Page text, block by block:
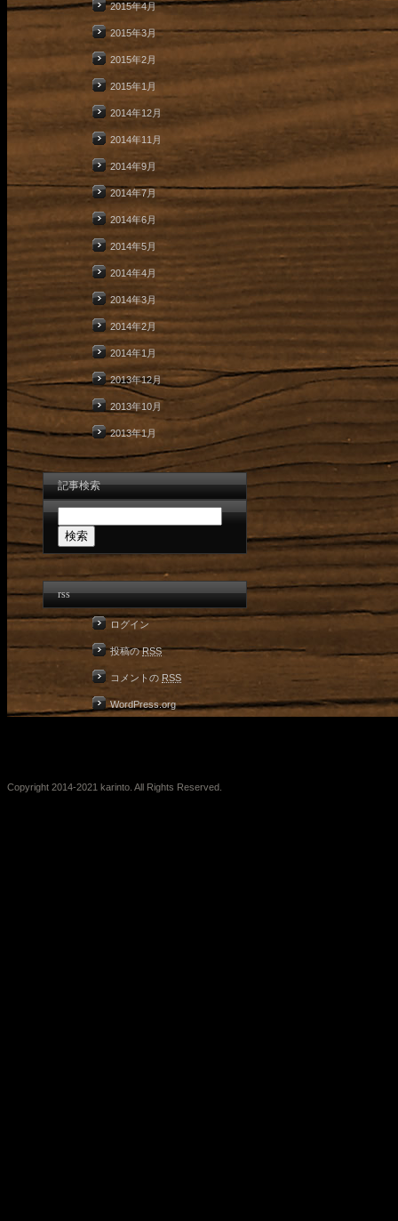
2015年4月
2015年3月
2015年2月
2015年1月
2014年12月
2014年11月
2014年9月
2014年7月
2014年6月
2014年5月
2014年4月
2014年3月
2014年2月
2014年1月
2013年12月
2013年10月
2013年1月
記事検索
rss
ログイン
投稿のRSS
コメントの RSS
WordPress.org
Copyright 2014-2021 karinto. All Rights Reserved.